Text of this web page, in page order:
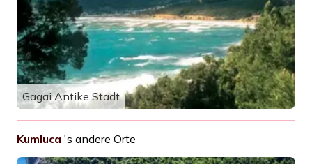
Gagai Antike Stadt
Kumluca 's andere Orte